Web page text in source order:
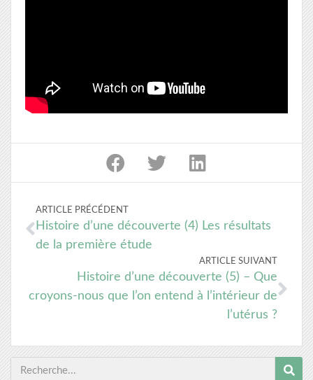
ARTICLE PRÉCÉDENT
Histoire d’une découverte (4) Les résultats
de la première étude
ARTICLE SUIVANT
Histoire d’une découverte (5) – Que
croyons-nous que l’on entend à l’intérieur de
l’utérus ?